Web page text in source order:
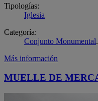
Tipologías:
Iglesia
Categoría:
Conjunto Monumental.
Más información
MUELLE DE